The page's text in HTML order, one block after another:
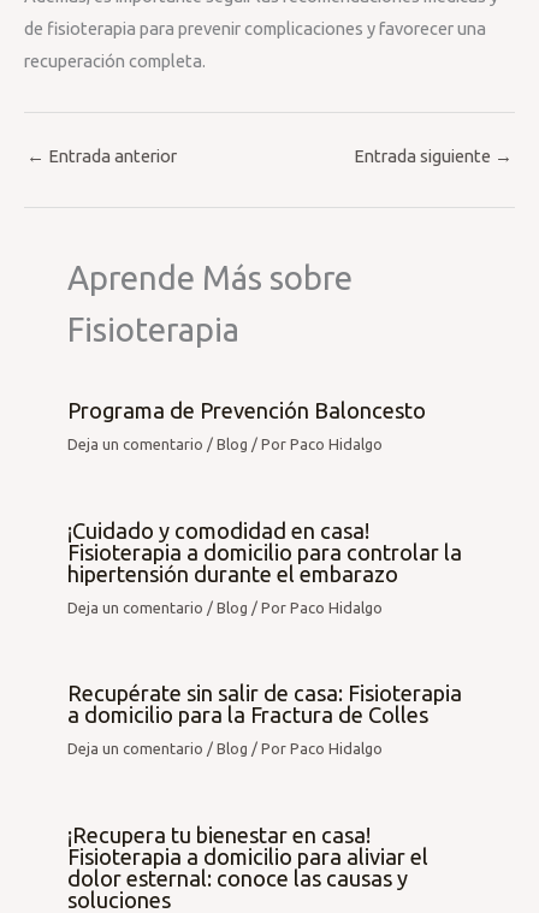
de fisioterapia para prevenir complicaciones y favorecer una
recuperación completa.
← Entrada anterior Entrada siguiente →
Aprende Más sobre
Fisioterapia
Programa de Prevención Baloncesto
Deja un comentario /Blog / PorPaco Hidalgo
¡Cuidado y comodidad en casa!
Fisioterapia a domicilio para controlar la
hipertensión durante el embarazo
Deja un comentario /Blog / PorPaco Hidalgo
Recupérate sin salir de casa: Fisioterapia
a domicilio para la Fractura de Colles
Deja un comentario /Blog / PorPaco Hidalgo
¡Recupera tu bienestar en casa!
Fisioterapia a domicilio para aliviar el
dolor esternal: conoce las causas y
soluciones